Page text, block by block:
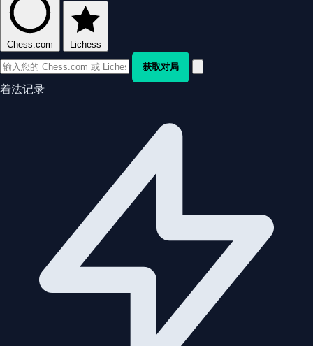
Chess.com Lichess
获取对局
着法记录